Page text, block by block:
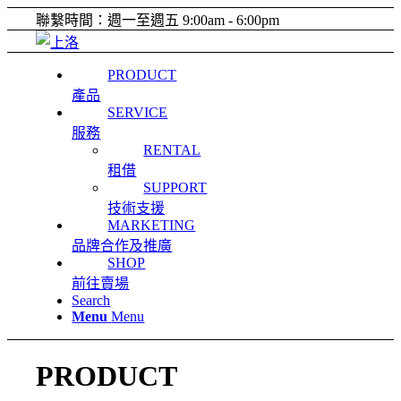
聯繫時間：週一至週五 9:00am - 6:00pm
PRODUCT
產品
SERVICE
服務
RENTAL
租借
SUPPORT
技術支援
MARKETING
品牌合作及推廣
SHOP
前往賣場
Search
Menu Menu
PRODUCT